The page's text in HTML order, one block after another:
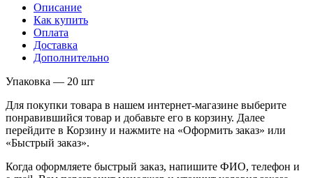
Описание
Как купить
Оплата
Доставка
Дополнительно
Упаковка — 20 шт
Для покупки товара в нашем интернет-магазине выберите
понравившийся товар и добавьте его в корзину. Далее
перейдите в Корзину и нажмите на «Оформить заказ» или
«Быстрый заказ».
Когда оформляете быстрый заказ, напишите ФИО, телефон и